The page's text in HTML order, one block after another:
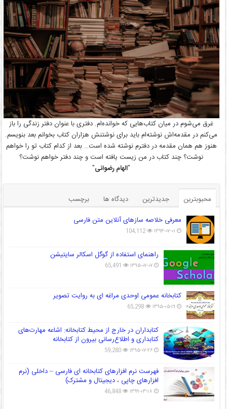
غرق می‌شوم در میان کتاب‌هایی که خوانده‌ام. دفتری با عنوان دفتر زندگی را باز
می‌کنم در مقدمه‌اش نوشته‌ام باید برای نوشتنش هزاران کتاب بخوانم بعد بنویسم.
هنوز هم همان مقدمه در دفترم نوشته شده است… بعد از کدام کتاب تو را خواهم
نوشت؟ چند کتاب در من زیست یافته است و چند دفتر خواهم نوشت؟
"الهام رضوانی"
محبوبترین جدیدترین دیدگاه ها
برچسب
معرفی خلاصه سازهای آنلاین متن فارسی
۱۳۹۴-۰۷-۰۱ 104,112
راهنمای استفاده از گوگل اسکالر سایتیشن
۱۳۹۵-۰۷-۰۷ 65,491
کتابخانه عمومی اوحدی مراغه ای به روایت تصویر
۱۳۹۵-۰۵-۱۹ 65,298
کتابداران در خارج از محیط کتابخانه: اشاعه مهارت‌های
کتابداری و اطلاع‌رسانی بیرون از کتابخانه
۱۳۹۵-۰۷-۲۶ 59,280
فهرست نرم افزارهای کتابخانه ای فارسی – داخلی (نرم
افزارهای چاپی ، دیجیتال و مشترک)
۱۳۹۹-۰۳-۱۸ 46,848